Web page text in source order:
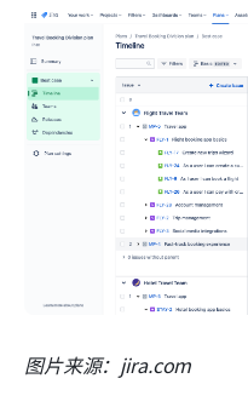
图片来源：jira.com